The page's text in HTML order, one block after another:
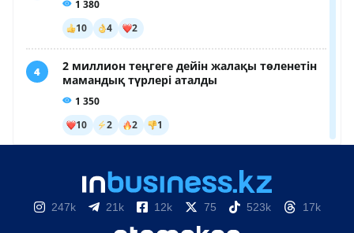
247k 21k 12k 75 523k 17k